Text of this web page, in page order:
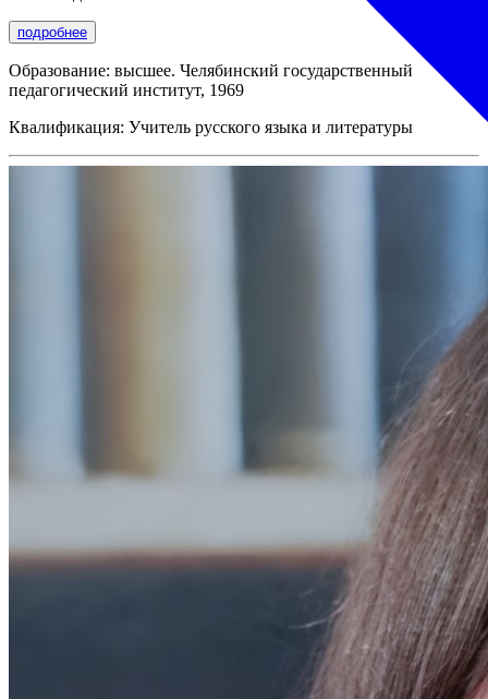
подробнее
Образование: высшее. Челябинский государственный
педагогический институт, 1969
Квалификация: Учитель русского языка и литературы